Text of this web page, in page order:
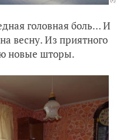
головная боль… И
весну. Из приятного
новые шторы.